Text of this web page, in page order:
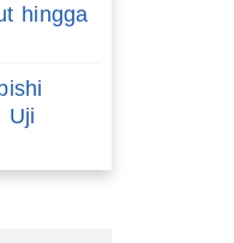
hingga
Uji